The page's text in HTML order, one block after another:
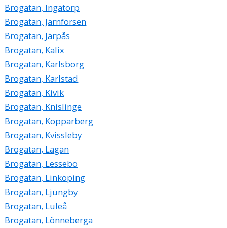
Brogatan, Ingatorp
Brogatan, Järnforsen
Brogatan, Järpås
Brogatan, Kalix
Brogatan, Karlsborg
Brogatan, Karlstad
Brogatan, Kivik
Brogatan, Knislinge
Brogatan, Kopparberg
Brogatan, Kvissleby
Brogatan, Lagan
Brogatan, Lessebo
Brogatan, Linköping
Brogatan, Ljungby
Brogatan, Luleå
Brogatan, Lönneberga